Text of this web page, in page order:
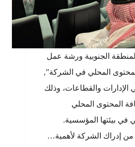
الجنوبية ورشة عمل
المحلي في الشركة”,
والقطاعات، وذلك
المحتوى المحلي
بيئتها المؤسسية.
من إدراك الشركة لأهمية…